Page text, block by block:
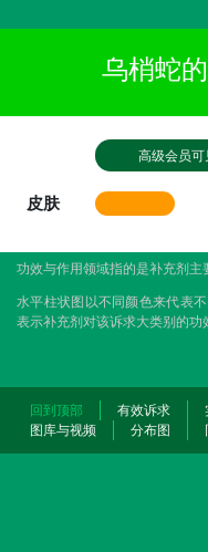
乌梢蛇
高级会员可
皮肤
功效与作用领域指的是补充剂主
水平柱状图以不同颜色来代表
表示补充剂对该诉求大类别的功
回到顶部 有效诉求
图库与视频
分布图